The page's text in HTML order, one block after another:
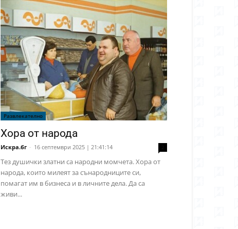
Развлекателно
Хора от народа
Искра.бг - 16 септември 2025 | 21:41:14
Тез душички златни са народни момчета. Хора от
народа, които милеят за сънародниците си,
помагат им в бизнеса и в личните дела. Да са
живи...